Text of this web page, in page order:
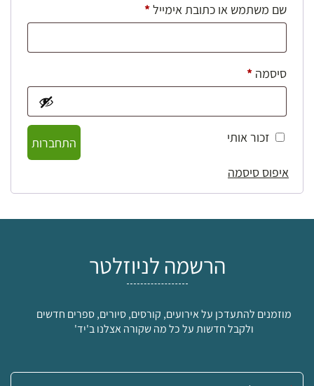
שם משתמש או כתובת אימייל*חובה
סיסמה *חובה
זכור אותי
התחברות
איפוס סיסמה
הרשמה לניוזלטר
מוזמנים להתעדכן על אירועים, קורסים, סיורים, ספרים חדשים
ולקבל חדשות על כל מה שקורה אצלנו ב'יד'
אימייל: